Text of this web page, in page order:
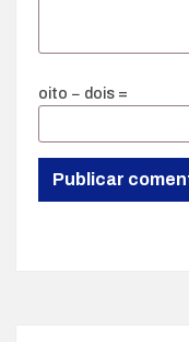
oito − dois =